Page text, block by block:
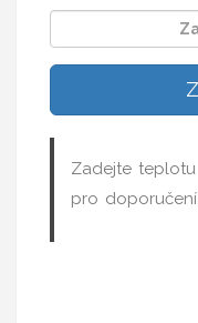
Zadejte
pro doporučení.